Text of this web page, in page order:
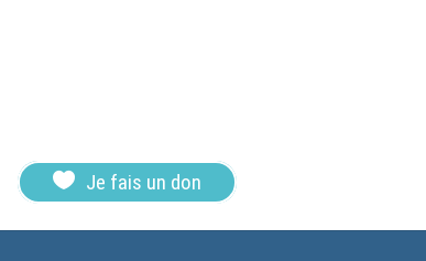
 Je fais un don